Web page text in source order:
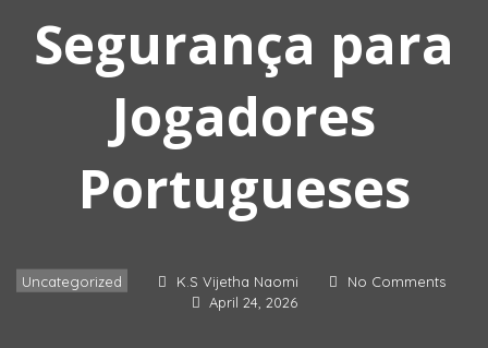
Segurança para
Jogadores
Portugueses
Uncategorized K.S Vijetha Naomi
No Comments
April 24, 2026